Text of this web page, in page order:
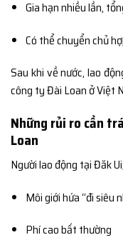
Gia hạn nhiều lần,
Có thể chuyển chủ
Sau khi về nước, lao
công ty Đài Loan ở Việt
Những rủi ro cần
Loan
Người lao động tại Đăk
Môi giới hứa “đi siêu
Phí cao bất thường